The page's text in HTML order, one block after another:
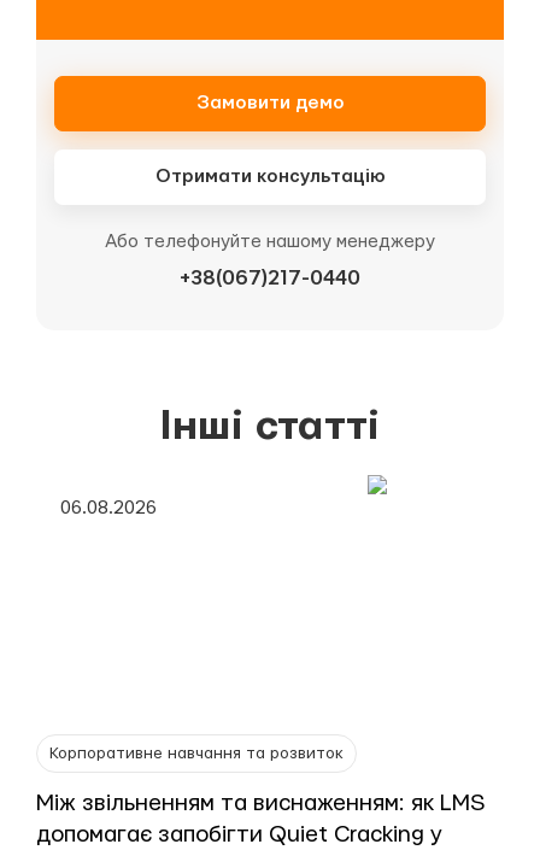
Замовити демо
Отримати консультацію
Або телефонуйте нашому менеджеру
+38(067)217-0440
Інші статті
06.08.2026
Корпоративне навчання та розвиток
Між звільненням та виснаженням: як LMS
допомагає запобігти Quiet Cracking у